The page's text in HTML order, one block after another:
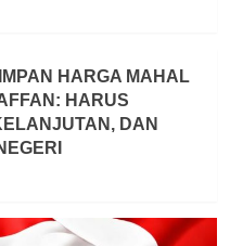
HARGA MAHAL
HARUS
DAN